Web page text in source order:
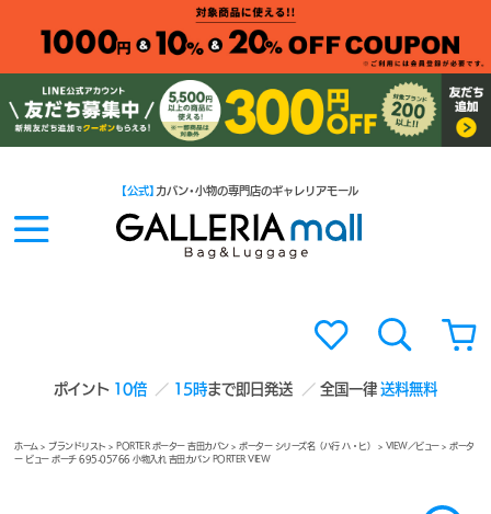
ポイント 10倍 15時まで即日発送 全国一律送料無料
【公式】 カバン・小物の専門店のギャレリアモール
ホーム >ブランドリスト > PORTER ポーター 吉田カバン>ポーター シリーズ名（ハ行 ハ・ヒ） > VIEW／ビュー> ポータ
ー ビュー ポーチ 695-05766 小物入れ 吉田カバン PORTER VIEW